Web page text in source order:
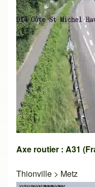
Axe routier : A31
Thionville > Metz